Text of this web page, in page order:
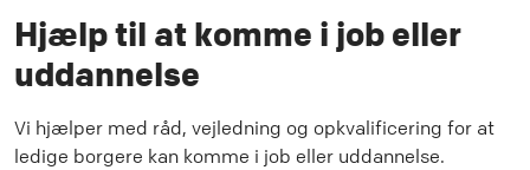
Hjælp til at komme i job eller
uddannelse
Vi hjælper med råd, vejledning og opkvalificering for at
ledige borgere kan komme i job eller uddannelse.